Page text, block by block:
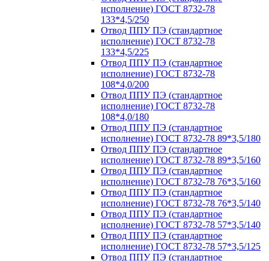
исполнение) ГОСТ 8732-78
133*4,5/250
Отвод ППУ ПЭ (стандартное
исполнение) ГОСТ 8732-78
133*4,5/225
Отвод ППУ ПЭ (стандартное
исполнение) ГОСТ 8732-78
108*4,0/200
Отвод ППУ ПЭ (стандартное
исполнение) ГОСТ 8732-78
108*4,0/180
Отвод ППУ ПЭ (стандартное
исполнение) ГОСТ 8732-78 89*3,5/180
Отвод ППУ ПЭ (стандартное
исполнение) ГОСТ 8732-78 89*3,5/160
Отвод ППУ ПЭ (стандартное
исполнение) ГОСТ 8732-78 76*3,5/160
Отвод ППУ ПЭ (стандартное
исполнение) ГОСТ 8732-78 76*3,5/140
Отвод ППУ ПЭ (стандартное
исполнение) ГОСТ 8732-78 57*3,5/140
Отвод ППУ ПЭ (стандартное
исполнение) ГОСТ 8732-78 57*3,5/125
Отвод ППУ ПЭ (стандартное